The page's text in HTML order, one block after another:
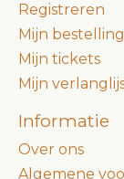
Registreren
Mijn
Mijn tickets
Mijn
Informatie
Over ons
Algemene